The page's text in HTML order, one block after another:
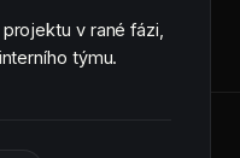
v rané fázi,
týmu.